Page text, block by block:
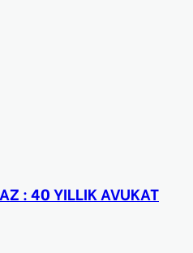
: 40 YILLIK AVUKAT